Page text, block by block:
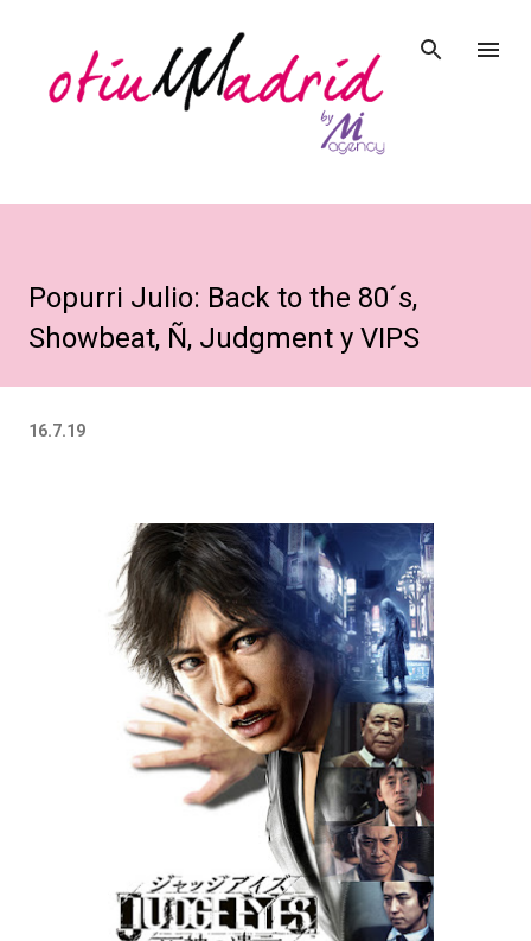
Ir al contenido principal
Popurri Julio: Back to the 80´s,
Showbeat, Ñ, Judgment y VIPS
16.7.19